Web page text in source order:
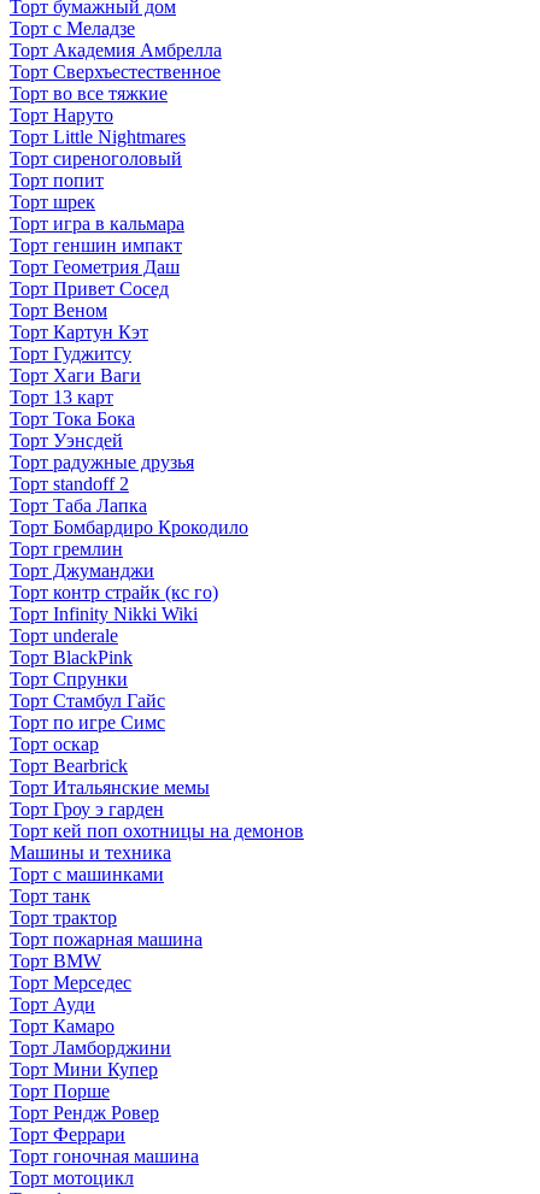
Торт бумажный дом
Торт с Меладзе
Торт Академия Амбрелла
Торт Сверхъестественное
Торт во все тяжкие
Торт Наруто
Торт Little Nightmares
Торт сиреноголовый
Торт попит
Торт шрек
Торт игра в кальмара
Торт геншин импакт
Торт Геометрия Даш
Торт Привет Сосед
Торт Веном
Торт Картун Кэт
Торт Гуджитсу
Торт Хаги Ваги
Торт 13 карт
Торт Тока Бока
Торт Уэнсдей
Торт радужные друзья
Торт standoff 2
Торт Таба Лапка
Торт Бомбардиро Крокодило
Торт гремлин
Торт Джуманджи
Торт контр страйк (кс го)
Торт Infinity Nikki Wiki
Торт underale
Торт BlackPink
Торт Спрунки
Торт Стамбул Гайс
Торт по игре Симс
Торт оскар
Торт Bearbrick
Торт Итальянские мемы
Торт Гроу э гарден
Торт кей поп охотницы на демонов
Машины и техника
Торт с машинками
Торт танк
Торт трактор
Торт пожарная машина
Торт BMW
Торт Мерседес
Торт Ауди
Торт Камаро
Торт Ламборджини
Торт Мини Купер
Торт Порше
Торт Рендж Ровер
Торт Феррари
Торт гоночная машина
Торт мотоцикл